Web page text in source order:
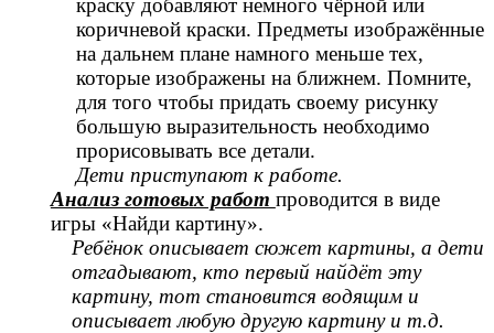
краску добавляют немного чёрной или
коричневой краски. Предметы изображённые
на дальнем плане намного меньше тех,
которые изображены на ближнем. Помните,
для того чтобы придать своему рисунку
большую выразительность необходимо
прорисовывать все детали.
Дети приступают к работе.
Анализ готовых работ проводится в виде
игры «Найди картину».
Ребёнок описывает сюжет картины, а дети
отгадывают, кто первый найдёт эту
картину, тот становится водящим и
описывает любую другую картину и т.д.